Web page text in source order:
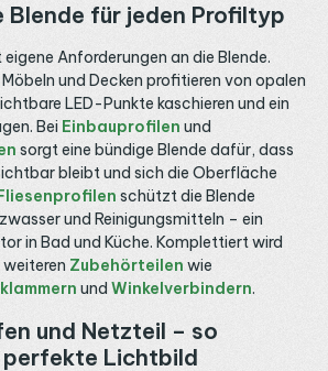
Blende für jeden Profiltyp
Anforderungen an die Blende.
und Decken profitieren von opalen
LED-Punkte kaschieren und ein
Bei Einbauprofilen und
sorgt eine bündige Blende dafür, dass
bleibt und sich die Oberfläche
schützt die Blende
und Reinigungsmitteln – ein
in Bad und Küche. Komplettiert wird
Zubehörteilen wie
und Winkelverbindern.
und Netzteil – so
Lichtbild